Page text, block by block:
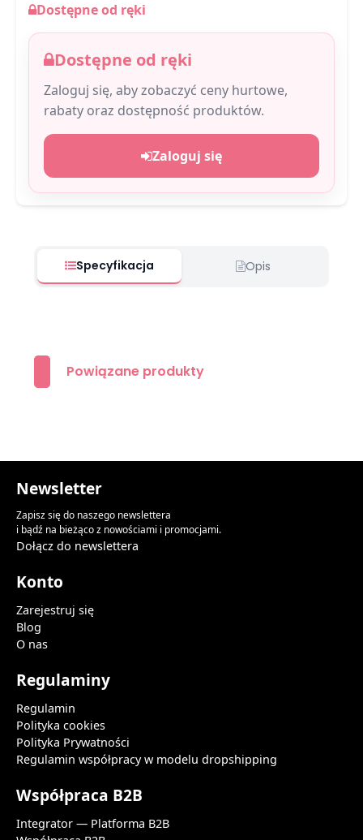
Dostępne od ręki
Dostępne od ręki
Zaloguj się, aby zobaczyć ceny hurtowe,
rabaty oraz dostępność produktów.
Zaloguj się
Specyfikacja Opis
Powiązane produkty
Newsletter
Zapisz się do naszego newslettera
i bądź na bieżąco z nowościami i promocjami.
Dołącz do newslettera
Konto
Zarejestruj się
Blog
O nas
Regulaminy
Regulamin
Polityka cookies
Polityka Prywatności
Regulamin współpracy w modelu dropshipping
Współpraca B2B
Integrator — Platforma B2B